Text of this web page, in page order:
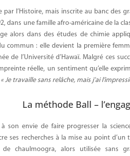
par l’Histoire, mais inscrite au banc des
dans une famille afro-américaine de la
alors dans des études de chimie
commun : elle devient la première
de l’Université d’Hawaï. Malgré ces
réelle, un sentiment qu’elle
« Je travaille sans relâche, mais j’ai
La méthode Ball –
à son envie de faire progresser la
ses recherches à la mise au point d’un
de chaulmoogra, alors utilisée sans